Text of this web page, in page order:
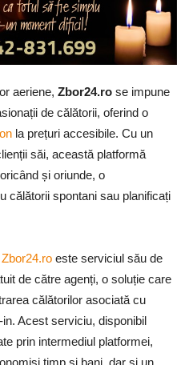
aeriene, Zbor24.ro se impune
de călătorii, oferind o
la prețuri accesibile. Cu un
săi, această platformă
și oriunde, o
călătorii spontani sau planificați
Zbor24.ro este serviciul său de
de către agenți, o soluție care
călătorilor asociată cu
Acest serviciu, disponibil
prin intermediul platformei,
timp și bani, dar și un